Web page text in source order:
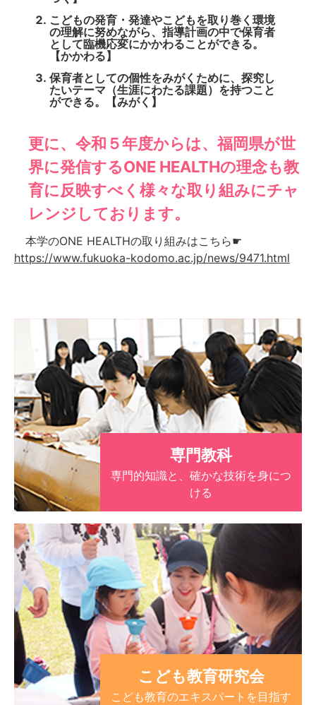
こどもの発育・発達やこどもを取り巻く環境
の理解に努めながら、指導計画の中で保育者
として臨機応変にかかわることができる。
【かかわる】
保育者としての個性をみがくために、探究し
たいテーマ（生涯にわたる課題）を持つこと
ができる。【みがく】
更に、令和５年度からは、福岡県が世
界に発信するONE HEALTHの理念も教
育に反映すべく様々な取り組みにチャ
レンジしております。
本学のONE HEALTHの取り組みはこちら☛
https://www.fukuoka-kodomo.ac.jp/news/9471.html
専門教科
専門的知識と、確かな技術を身につ
ける
こども教育研究会
こども教育のエキスパートを目指す